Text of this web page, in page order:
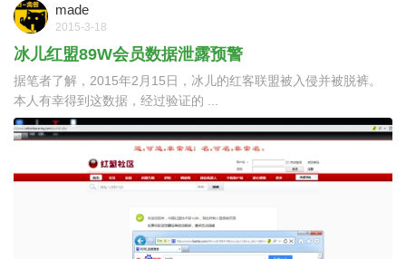
made
2015-3-18
冰儿红盟89W会员数据泄露预警
据笔者了解，2015年2月15日，冰儿的红客联盟被入侵并被脱裤。
本人有幸得到这数据，经过验证的 ...